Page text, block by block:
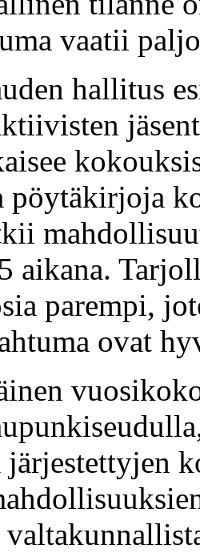
vaatii
hallitus
pöytäkirjoja
aikana.
parempi,
ovat
järjestettyjen